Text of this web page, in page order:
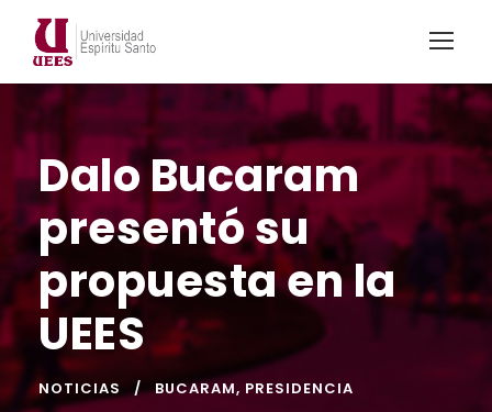
Dalo Bucaram
presentó su
propuesta en la
UEES
NOTICIAS BUCARAM, PRESIDENCIA